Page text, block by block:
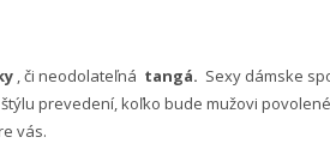
, či neodolateľná tangá. Sexy dámske
prevedení, koľko bude mužovi
vás.